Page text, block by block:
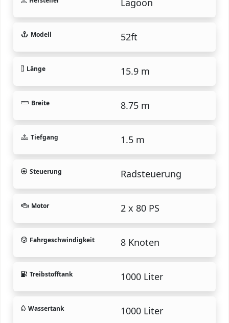
Lagoon
Modell 52ft
Länge 15.9 m
Breite 8.75 m
Tiefgang 1.5 m
Steuerung Radsteuerung
Motor 2 x 80 PS
Fahrgeschwindigkeit 8 Knoten
Treibstofftank 1000 Liter
Wassertank 1000 Liter